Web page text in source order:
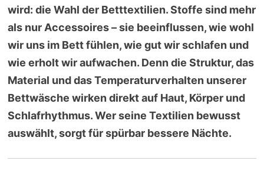
wird: die Wahl der Betttextilien. Stoffe sind mehr
als nur Accessoires – sie beeinflussen, wie wohl
wir uns im Bett fühlen, wie gut wir schlafen und
wie erholt wir aufwachen. Denn die Struktur, das
Material und das Temperaturverhalten unserer
Bettwäsche wirken direkt auf Haut, Körper und
Schlafrhythmus. Wer seine Textilien bewusst
auswählt, sorgt für spürbar bessere Nächte.